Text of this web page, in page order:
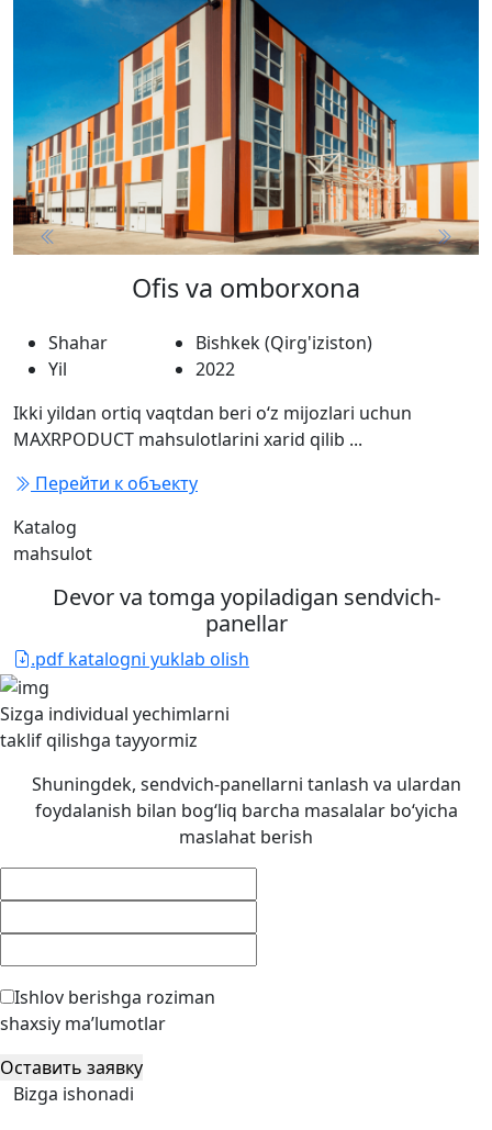
Ofis va omborxona
Shahar
Yil
Bishkek (Qirg'iziston)
2022
Ikki yildan ortiq vaqtdan beri o‘z mijozlari uchun
MAXRPODUCT mahsulotlarini xarid qilib ...
Перейти к объекту
Previous Next
Katalog
mahsulot
Devor va tomga yopiladigan sendvich-
panellar
.pdf katalogni yuklab olish
Sizga individual yechimlarni
taklif qilishga tayyormiz
Shuningdek, sendvich-panellarni tanlash va ulardan
foydalanish bilan bog‘liq barcha masalalar bo‘yicha
maslahat berish
Ishlov berishga roziman
shaxsiy ma’lumotlar
Оставить заявку
Bizga ishonadi